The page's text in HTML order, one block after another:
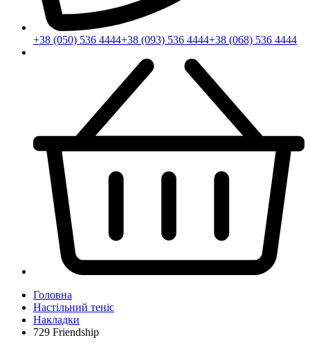
+38 (050) 536 4444+38 (093) 536 4444+38 (068) 536 4444
Головна
Настільний теніс
Накладки
729 Friendship